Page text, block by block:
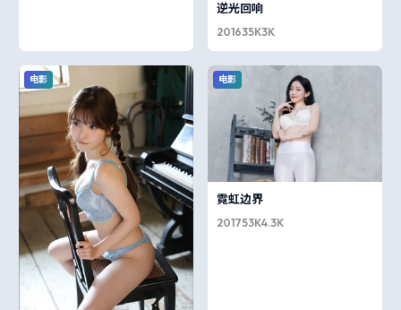
逆光回响
201635K3K
电影 电影
霓虹边界
201753K4.3K